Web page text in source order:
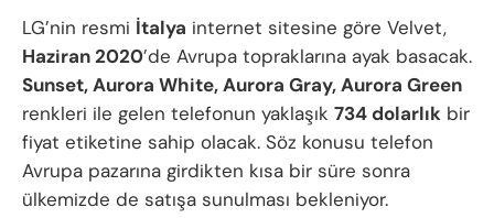
LG’nin resmi İtalya internet sitesine göre Velvet,
Haziran 2020’de Avrupa topraklarına ayak basacak.
Sunset, Aurora White, Aurora Gray, Aurora Green
renkleri ile gelen telefonun yaklaşık 734 dolarlık bir
fiyat etiketine sahip olacak. Söz konusu telefon
Avrupa pazarına girdikten kısa bir süre sonra
ülkemizde de satışa sunulması bekleniyor.